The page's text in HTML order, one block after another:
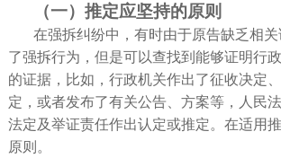
（一）推定应坚持的原则
在强拆纠纷中，有时由于原告缺乏相
了强拆行为，但是可以查找到能够证明行
的证据，比如，行政机关作出了征收决定
定，或者发布了有关公告、方案等，人民
法定及举证责任作出认定或推定。在适用
原则。